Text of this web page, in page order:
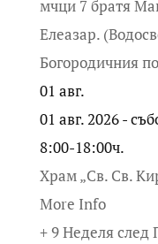
мчци 7 братя
Елеазар.
Богородичния
01 авг.
01 авг. 2026 -
8:00-18:00ч.
Храм „Св. Св.
More Info
+ 9 Неделя след